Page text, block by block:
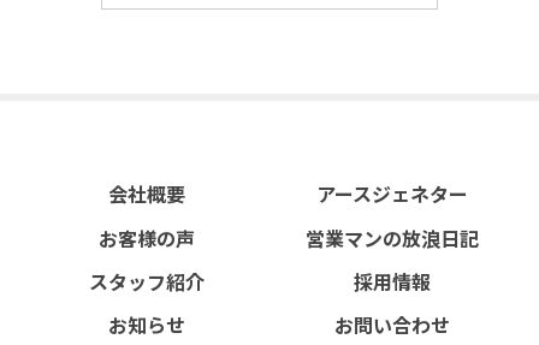
会社概要
アースジェネター
お客様の声
営業マンの放浪日記
スタッフ紹介
採用情報
お知らせ
お問い合わせ